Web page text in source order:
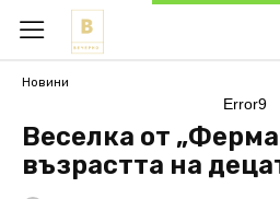
Новини
Error9
Веселка от
възрастта на